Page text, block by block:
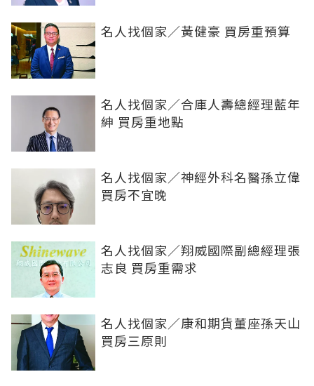
名人找個家／黃健豪 買房重預算
名人找個家／合庫人壽總經理藍年
紳 買房重地點
名人找個家／神經外科名醫孫立偉
買房不宜晚
名人找個家／翔威國際副總經理張
志良 買房重需求
名人找個家／康和期貨董座孫天山
買房三原則